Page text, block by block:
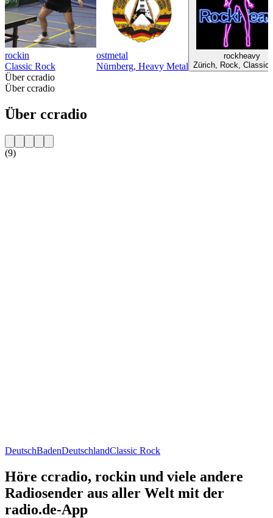
rockin
Classic Rock
ostmetal
Nürnberg, Heavy Metal
rockheavy
Zürich, Rock, Classic
Über ccradio
Über ccradio
Über ccradio
(9)
DeutschBadenDeutschlandClassic Rock
Höre ccradio, rockin und viele andere
Radiosender aus aller Welt mit der
radio.de-App